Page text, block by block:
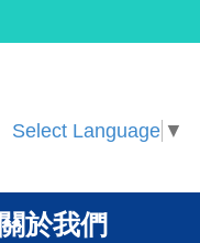
Select Language ▼
關於我們